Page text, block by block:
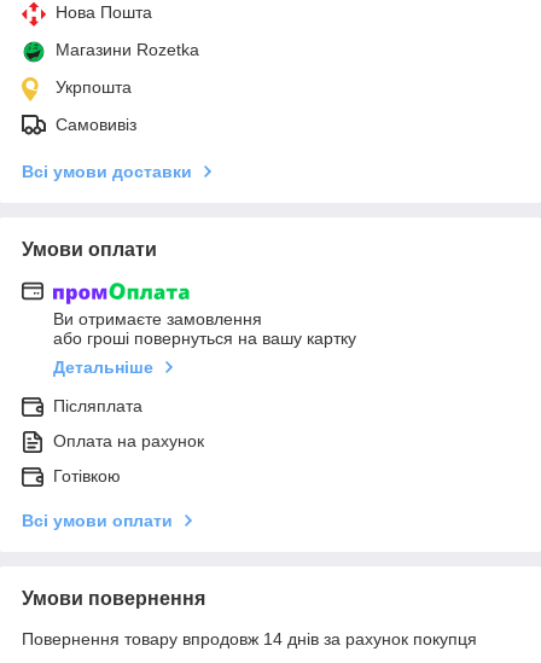
Нова Пошта
Магазини Rozetka
Укрпошта
Самовивіз
Всі умови доставки
Умови оплати
Ви отримаєте замовлення
або гроші повернуться на вашу картку
Детальніше
Післяплата
Оплата на рахунок
Готівкою
Всі умови оплати
Умови повернення
Повернення товару впродовж 14 днів за рахунок покупця